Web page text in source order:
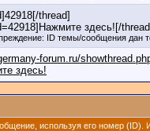
thread]
здесь![/
ID темы/сообщения дан
forum.ru/
здесь!
используя его номер